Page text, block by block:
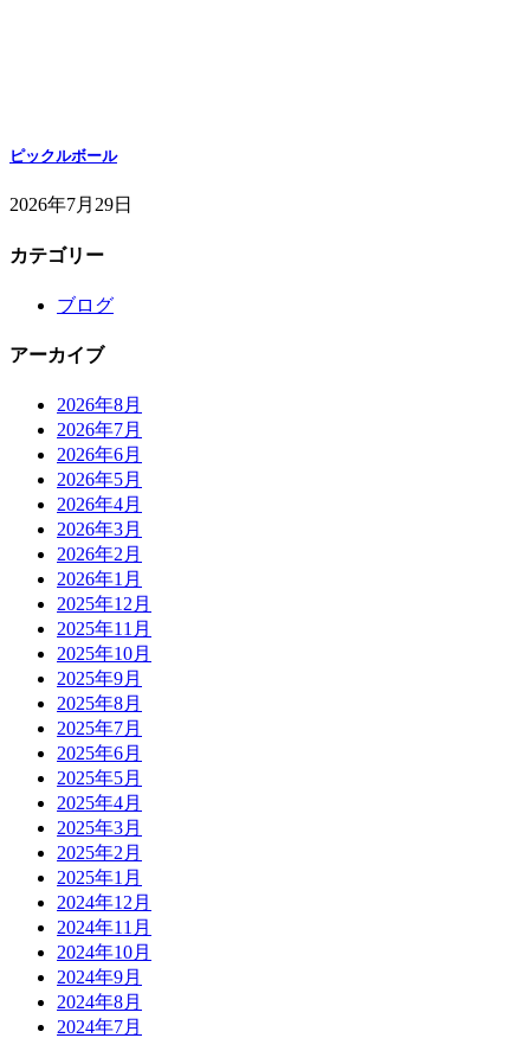
ピックルボール
2026年7月29日
カテゴリー
ブログ
アーカイブ
2026年8月
2026年7月
2026年6月
2026年5月
2026年4月
2026年3月
2026年2月
2026年1月
2025年12月
2025年11月
2025年10月
2025年9月
2025年8月
2025年7月
2025年6月
2025年5月
2025年4月
2025年3月
2025年2月
2025年1月
2024年12月
2024年11月
2024年10月
2024年9月
2024年8月
2024年7月